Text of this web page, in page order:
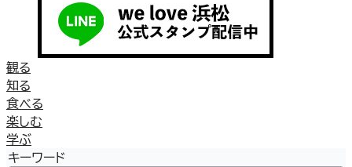
観る
知る
食べる
楽しむ
学ぶ
キーワード